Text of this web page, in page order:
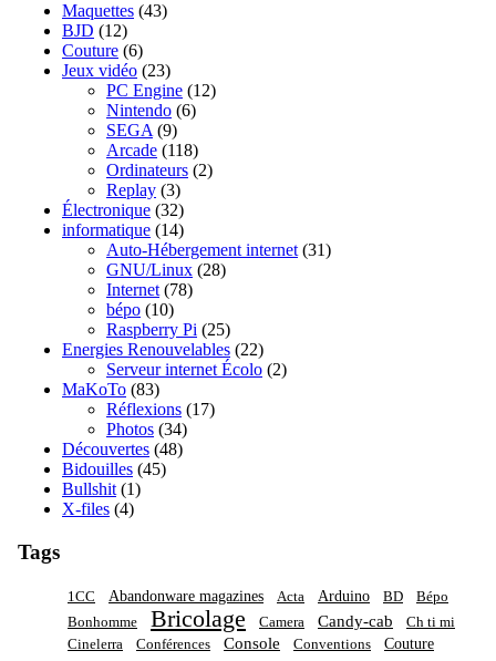
Maquettes (43)
BJD (12)
Couture (6)
Jeux vidéo (23)
PC Engine (12)
Nintendo (6)
SEGA (9)
Arcade (118)
Ordinateurs (2)
Replay (3)
Électronique (32)
informatique (14)
Auto-Hébergement internet (31)
GNU/Linux (28)
Internet (78)
bépo (10)
Raspberry Pi (25)
Energies Renouvelables (22)
Serveur internet Écolo (2)
MaKoTo (83)
Réflexions (17)
Photos (34)
Découvertes (48)
Bidouilles (45)
Bullshit (1)
X-files (4)
Tags
1CC Abandonware magazines Acta Arduino BD
Bépo
Bonhomme
Bricolage Camera Candy-cab
Ch ti mi
Cinelerra
Conférences Console Conventions Couture